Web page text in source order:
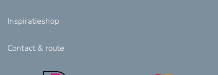
Inspiratieshop
Contact & route